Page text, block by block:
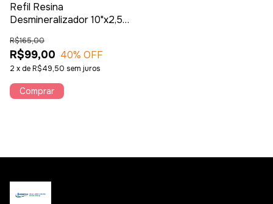
Refil Resina
Desmineralizador 10"x2,5"
R$99,00
R$165,00
40% OFF
2 x deR$49,50 sem juros